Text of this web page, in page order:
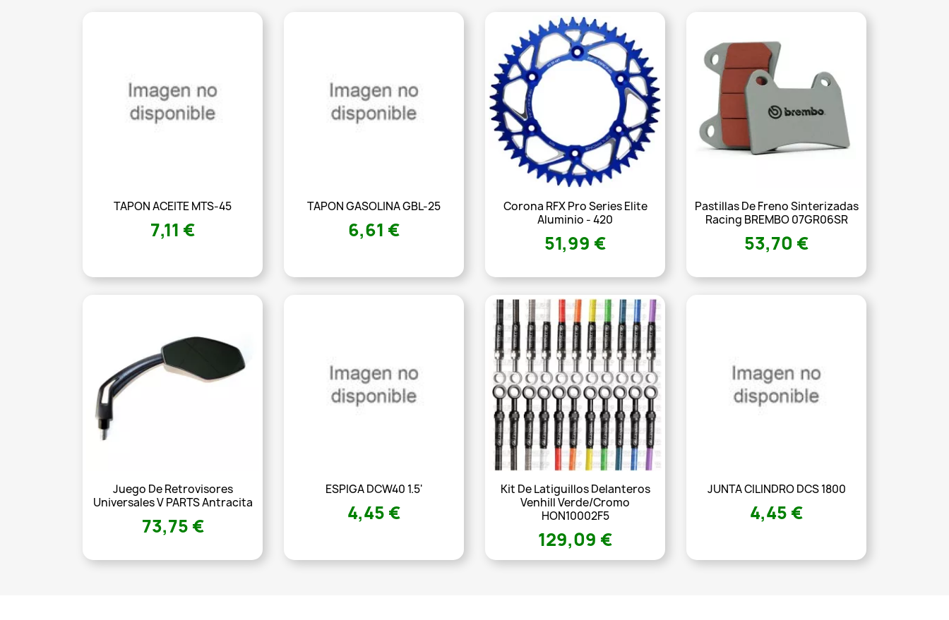
TAPON ACEITE MTS-45
7,11 €
TAPON GASOLINA GBL-25
6,61 €
Corona RFX Pro Series Elite
Aluminio - 420
51,99 €
Pastillas De Freno Sinterizadas
Racing BREMBO 07GR06SR
53,70 €
Juego De Retrovisores
Universales V PARTS Antracita
73,75 €
ESPIGA DCW40 1.5'
4,45 €
Kit De Latiguillos Delanteros
Venhill Verde/Cromo
HON10002F5
129,09 €
JUNTA CILINDRO DCS 1800
4,45 €